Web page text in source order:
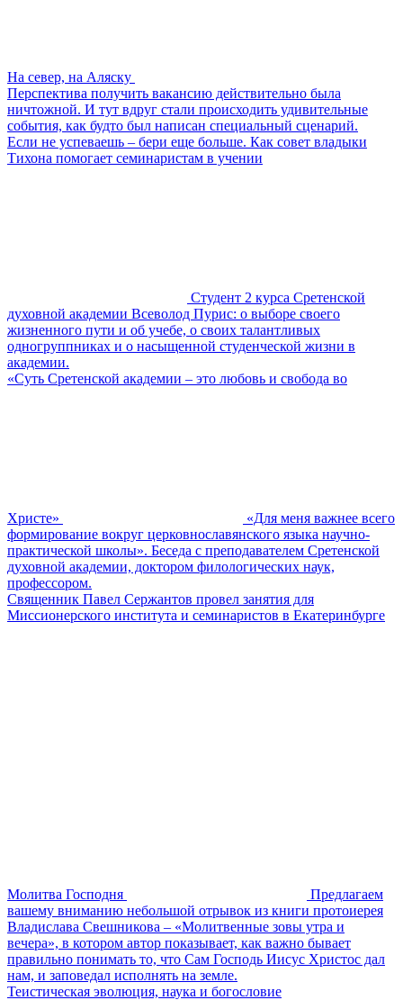
На север, на Аляску
Перспектива получить вакансию действительно была
ничтожной. И тут вдруг стали происходить удивительные
события, как будто был написан специальный сценарий.
Если не успеваешь – бери еще больше. Как совет владыки
Тихона помогает семинаристам в учении
Студент 2 курса Сретенской
духовной академии Всеволод Пурис: о выборе своего
жизненного пути и об учебе, о своих талантливых
одногруппниках и о насыщенной студенческой жизни в
академии.
«Суть Сретенской академии – это любовь и свобода во
Христе»
«Для меня важнее всего
формирование вокруг церковнославянского языка научно-
практической школы». Беседа с преподавателем Сретенской
духовной академии, доктором филологических наук,
профессором.
Священник Павел Сержантов провел занятия для
Миссионерского института и семинаристов в Екатеринбурге
Молитва Господня
Предлагаем
вашему вниманию небольшой отрывок из книги протоиерея
Владислава Свешникова – «Молитвенные зовы утра и
вечера», в котором автор показывает, как важно бывает
правильно понимать то, что Сам Господь Иисус Христос дал
нам, и заповедал исполнять на земле.
Теистическая эволюция, наука и богословие